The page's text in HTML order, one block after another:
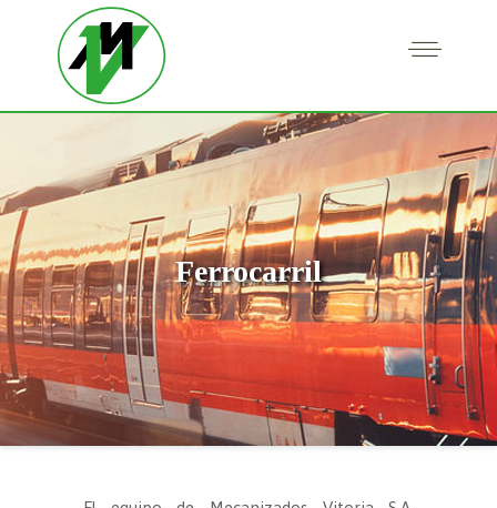
Ferrocarril